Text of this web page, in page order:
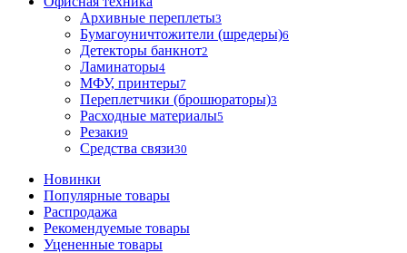
Архивные переплеты3
Бумагоуничтожители (шредеры)6
Детекторы банкнот2
Ламинаторы4
МФУ, принтеры7
Переплетчики (брошюраторы)3
Расходные материалы5
Резаки9
Средства связи30
Новинки
Популярные товары
Распродажа
Рекомендуемые товары
Уцененные товары